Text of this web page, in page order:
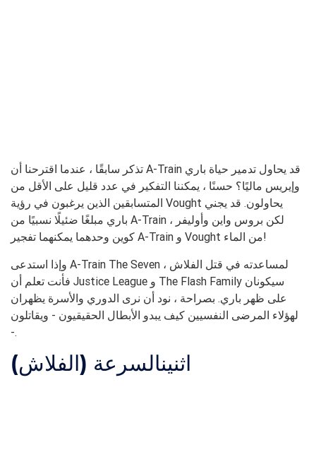
تذكر سابقًا ، عندما اقترحنا أن A-Train قد يحاول تدمير حياة باري
وإيريس ماليًا؟ حسنًا ، يمكننا التفكير في عدد قليل على الأقل من
المتسابقين الذين يرغبون في رؤية Vought يحاولون. قد يجني
باري مبلغًا ضئيلًا نسبيًا من A-Train ، لكن بروس واين وأوليفر
كوين وحدهما يمكنهما تفجير A-Train و Vought من الماء!
وإذا استدعى A-Train The Seven لمساعدته في قتل الفلاش ،
فأنت تعلم أن Justice League و The Flash Family سيكونان
على ظهر باري. بصراحة ، نود أن نرى الدوري والأسرة يظهران
لهؤلاء المرضى النفسيين كيف يبدو الأبطال الحقيقيون - ويقاتلون
-.
اثنينالسرعة (الفلاش)